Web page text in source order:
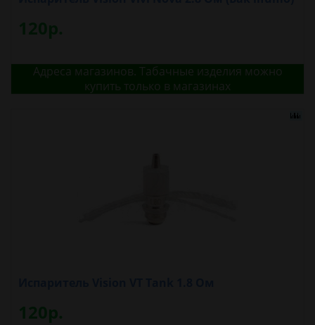
120р.
Адреса магазинов. Табачные изделия можно
купить только в магазинах
120р.